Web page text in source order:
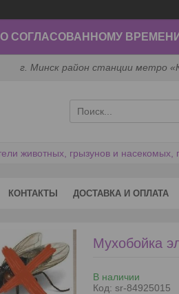
ВРЕМЕНИ
г. Минск район станции метро
животных, грызунов и насекомых,
КОНТАКТЫ ДОСТАВКА И ОПЛАТА
Мухобойка
В наличии
Код: sr-84925015